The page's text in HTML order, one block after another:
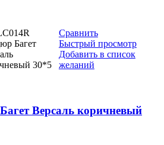
Сравнить
Быстрый просмотр
Добавить в список
желаний
Версаль коричневый